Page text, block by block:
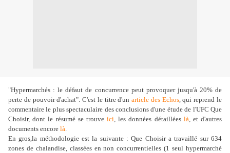
"Hypermarchés : le défaut de concurrence peut provoquer jusqu'à 20% de
perte de pouvoir d'achat". C'est le titre d'unarticle des Echos, qui reprend le
commentaire le plus spectaculaire des conclusions d'une étude de l'UFC Que
Choisir, dont le résumé se trouve ici, les données détaillées là, et d'autres
documents encore là.
En gros,la méthodologie est la suivante : Que Choisir a travaillé sur 634
zones de chalandise, classées en non concurrentielles (1 seul hypermarché